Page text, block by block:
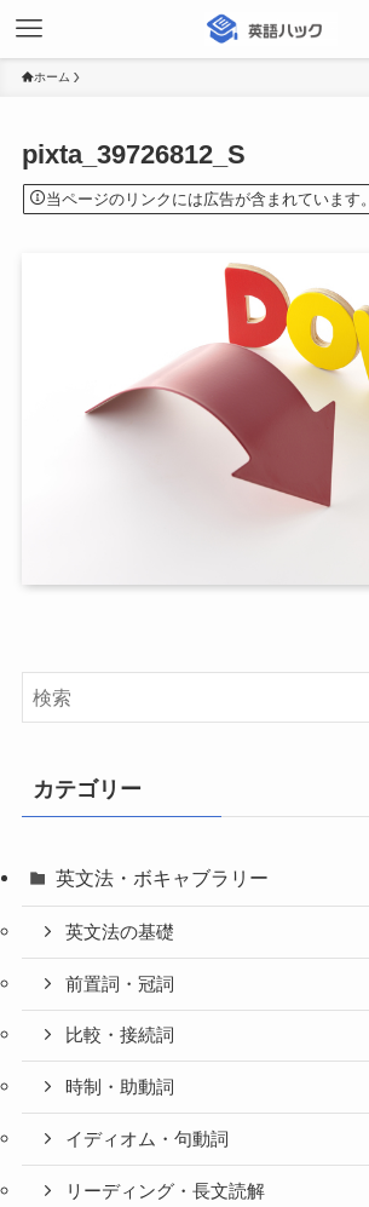
ホーム
pixta_39726812_S
当ページのリンクには広告が含まれています。
カテゴリー
英文法・ボキャブラリー
英文法の基礎
前置詞・冠詞
比較・接続詞
時制・助動詞
イディオム・句動詞
リーディング・長文読解